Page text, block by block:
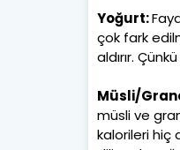
Yoğurt:
çok fark
aldırır.
Müsli/
müsli ve
kalorileri hiç